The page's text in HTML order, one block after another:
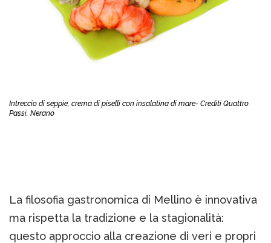
Intreccio di seppie, crema di piselli con insalatina di mare- Crediti Quattro
Passi, Nerano
La filosofia gastronomica di Mellino è innovativa
ma rispetta la tradizione e la stagionalità:
questo approccio alla creazione di veri e propri